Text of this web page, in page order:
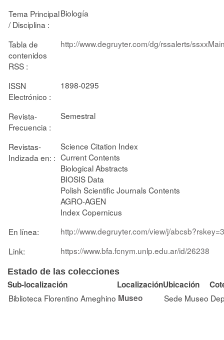
Tema Principal
/ Disciplina :
Biología
Tabla de
contenidos
RSS :
http://www.degruyter.com/dg/rssalerts/
ISSN
Electrónico :
1898-0295
Revista-
Frecuencia :
Semestral
Revistas-
Indizada en: :
Science Citation Index
Current Contents
Biological Abstracts
BIOSIS Data
Polish Scientific Journals Contents
AGRO-AGEN
Index Copernicus
En línea:
http://www.degruyter.com/view/j/
Link:
https://www.bfa.fcnym.unlp.edu.ar/id/26238
Estado de las colecciones
Sub-localización LocalizaciónUbicación
Biblioteca Florentino Ameghino Museo Sede Museo